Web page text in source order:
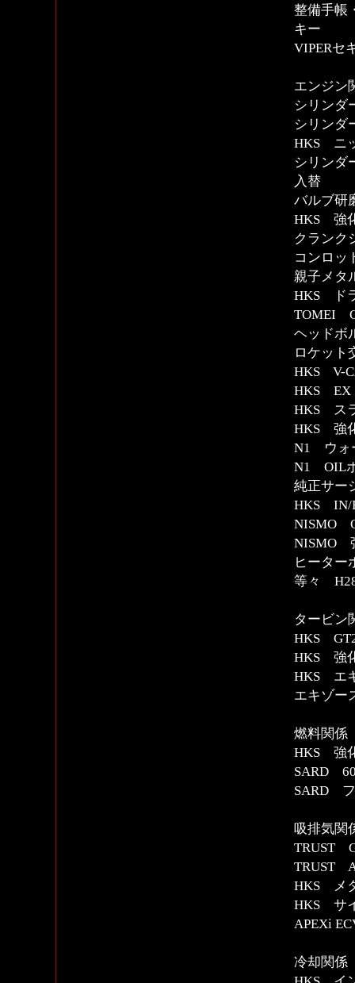
整備手帳
キー
VIPERセ
エンジ
シリンダ
シリンダ
HKS ニ
シリンダ
入替
バルブ研
HKS 強
クラン
コンロ
親子メタ
HKS ド
TOMEI
ヘッドボ
ロケット
HKS V-
HKS EX
HKS ス
HKS 強
N1 ウォ
N1 OIL
純正サー
HKS IN/
NISMO
NISMO
ヒーター
等々
タービン
HKS
HKS 強
HKS エ
エキゾー
燃料関係
HKS 強
SARD
SARD フ
吸排気関
TRUST
TRUST
HKS メ
HKS サ
APEXi
冷却関係